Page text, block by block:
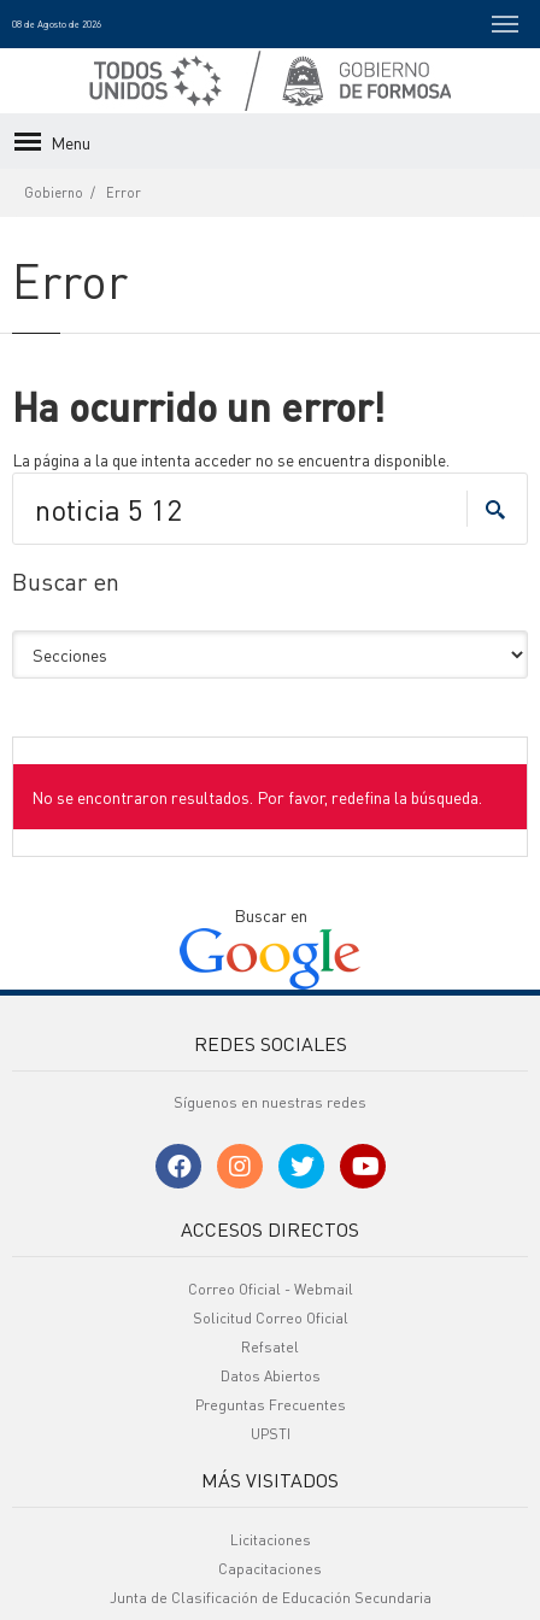
08 de Agosto de 2026
Menu
Gobierno Error
Error
Ha ocurrido un error!
La página a la que intenta acceder no se encuentra disponible.
Buscar en
No se encontraron resultados. Por favor, redefina la búsqueda.
Buscar en
REDES SOCIALES
Síguenos en nuestras redes
ACCESOS DIRECTOS
Correo Oficial - Webmail
Solicitud Correo Oficial
Refsatel
Datos Abiertos
Preguntas Frecuentes
UPSTI
MÁS VISITADOS
Licitaciones
Capacitaciones
Junta de Clasificación de Educación Secundaria